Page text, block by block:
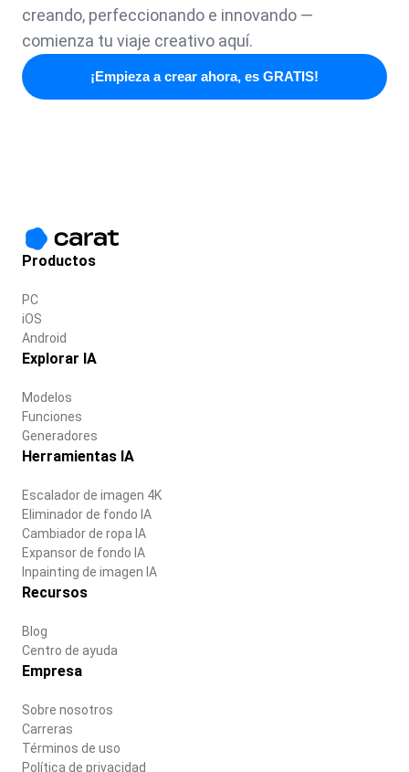
creando, perfeccionando e innovando —
comienza tu viaje creativo aquí.
¡Empieza a crear ahora, es GRATIS!
Productos
PC
iOS
Android
Explorar IA
Modelos
Funciones
Generadores
Herramientas IA
Escalador de imagen 4K
Eliminador de fondo IA
Cambiador de ropa IA
Expansor de fondo IA
Inpainting de imagen IA
Recursos
Blog
Centro de ayuda
Empresa
Sobre nosotros
Carreras
Términos de uso
Política de privacidad